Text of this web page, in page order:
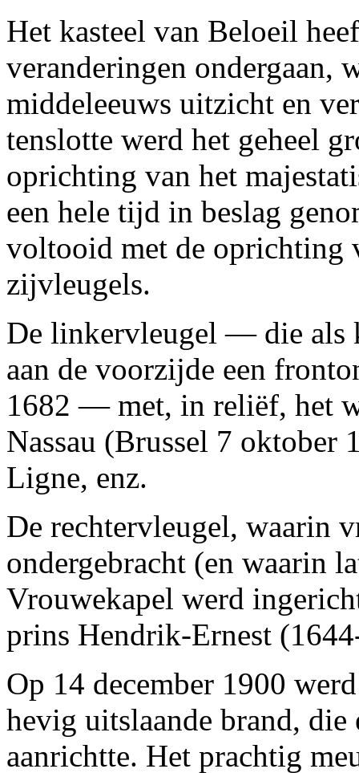
Het kasteel van Beloeil
veranderingen ondergaan,
middeleeuws uitzicht en
tenslotte werd het geheel
oprichting van het
een hele tijd in beslag
voltooid met de oprichting
zijvleugels.
De linkervleugel — die als
aan de voorzijde een
1682 — met, in reliëf, het
Nassau (Brussel 7
Ligne, enz.
De rechtervleugel, waarin
ondergebracht (en waarin
Vrouwekapel werd
prins Hendrik-Ernest
Op 14 december 1900
hevig uitslaande brand, die
aanrichtte. Het prachtig